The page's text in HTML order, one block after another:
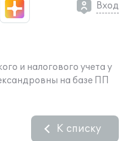
Вход
и налогового учета у
на базе ПП
К списку